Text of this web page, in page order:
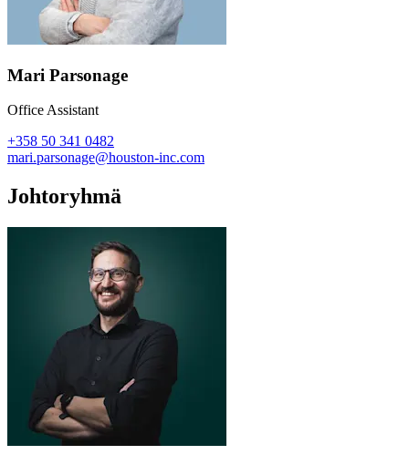
Mari Parsonage
Office Assistant
+358 50 341 0482
mari.parsonage@houston-inc.com
Johtoryhmä